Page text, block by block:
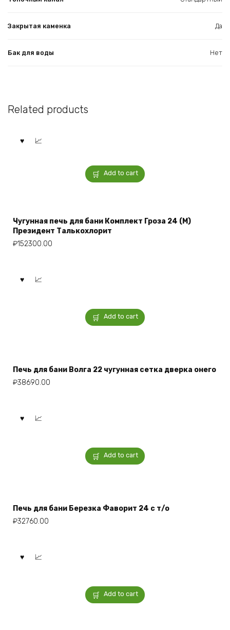
Закрытая каменка Да
Бак для воды Нет
Related products
Add to cart
Чугунная печь для бани Комплект Гроза 24 (М)
Президент Талькохлорит
₽152300.00
Add to cart
Печь для бани Волга 22 чугунная сетка дверка онего
₽38690.00
Add to cart
Печь для бани Березка Фаворит 24 с т/о
₽32760.00
Add to cart